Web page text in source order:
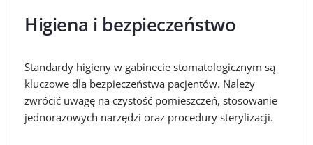
Higiena i bezpieczeństwo
Standardy higieny w gabinecie stomatologicznym są
kluczowe dla bezpieczeństwa pacjentów. Należy
zwrócić uwagę na czystość pomieszczeń, stosowanie
jednorazowych narzędzi oraz procedury sterylizacji.